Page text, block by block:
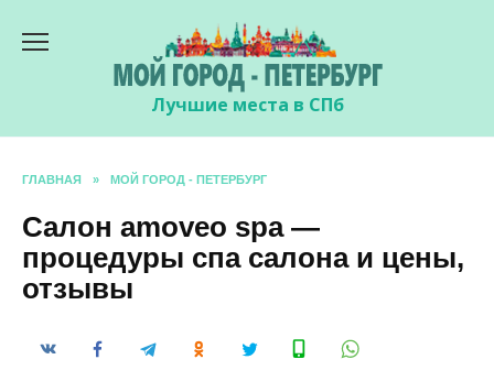
Лучшие места в СПб
ГЛАВНАЯ » МОЙ ГОРОД - ПЕТЕРБУРГ
Салон amoveo spa —
процедуры спа салона и цены,
отзывы